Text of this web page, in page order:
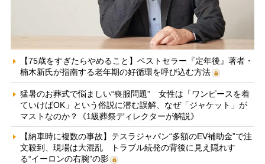
【75歳をすぎたらやめること】ベストセラー『定年後』著者・
楠木新氏が指南する老年期の好循環を呼び込む方法
猛暑のお葬式で悩ましい“喪服問題” 女性は「ワンピースを着
ていけばOK」という俗説に潜む誤解、なぜ「ジャケット」が
マストなのか？《1級葬祭ディレクターが解説》
【納車時に複数の事故】テスラジャパン“多額のEV補助金”で注
文殺到、現場は大混乱 トラブル続発の背後に見え隠れす
る“イーロンの右腕”の影